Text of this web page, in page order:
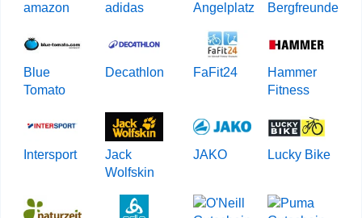
amazon adidas Angelplatz Bergfreunde
Blue
Tomato
Decathlon FaFit24
Hammer
Fitness
Intersport
Jack
Wolfskin
JAKO Lucky Bike